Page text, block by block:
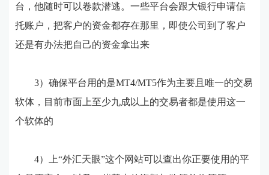
台，他随时可以卷款潜逃。一些平台会跟大银行申请信
托账户，把客户的资金都存在那里，即使公司到了客户
还是有办法把自己的资金拿出来
3）确保平台用的是MT4/MT5作为主要且唯一的交易
软体，目前市面上至少九成以上的交易者都是使用这一
个软体的
4）上“外汇天眼”这个网站可以查出你正要使用的平